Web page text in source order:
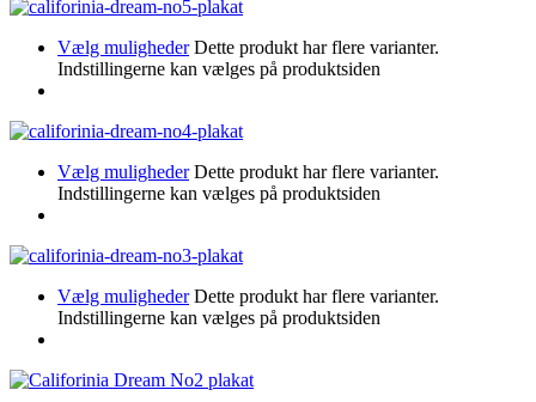
Vælg muligheder Dette produkt har flere varianter.
Indstillingerne kan vælges på produktsiden
Vælg muligheder Dette produkt har flere varianter.
Indstillingerne kan vælges på produktsiden
Vælg muligheder Dette produkt har flere varianter.
Indstillingerne kan vælges på produktsiden